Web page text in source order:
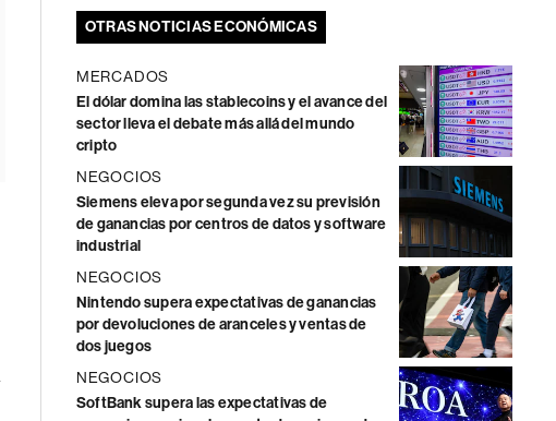
OTRAS NOTICIAS ECONÓMICAS
MERCADOS
El dólar domina las stablecoins y el avance del
sector lleva el debate más allá del mundo
cripto
NEGOCIOS
Siemens eleva por segunda vez su previsión
de ganancias por centros de datos y software
industrial
NEGOCIOS
Nintendo supera expectativas de ganancias
por devoluciones de aranceles y ventas de
dos juegos
NEGOCIOS
SoftBank supera las expectativas de